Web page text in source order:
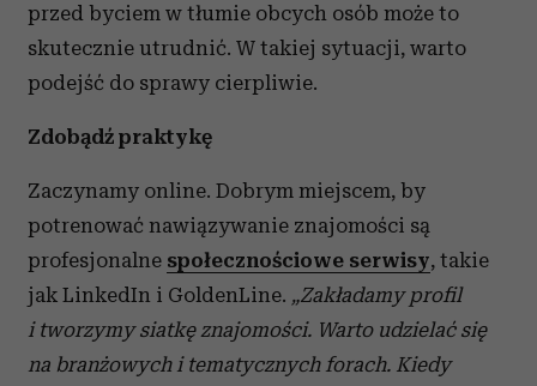
przed byciem w tłumie obcych osób może to
skutecznie utrudnić. W takiej sytuacji, warto
podejść do sprawy cierpliwie.
Zdobądź praktykę
Zaczynamy online. Dobrym miejscem, by
potrenować nawiązywanie znajomości są
profesjonalne społecznościowe serwisy, takie
jak LinkedIn i GoldenLine. „Zakładamy profil
i tworzymy siatkę znajomości. Warto udzielać się
na branżowych i tematycznych forach. Kiedy